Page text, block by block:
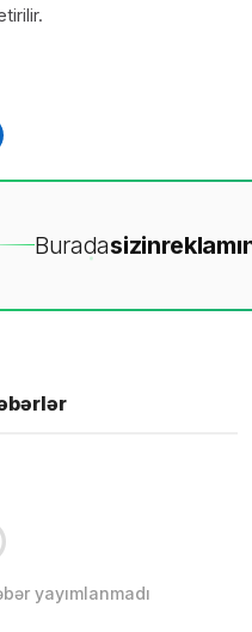
Buradasizin
yayımlanmadı